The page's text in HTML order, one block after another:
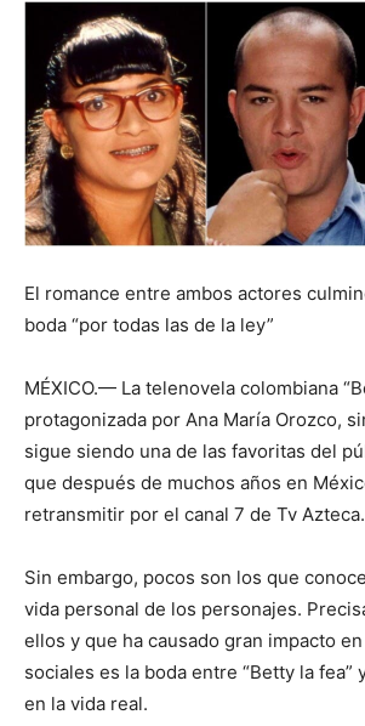
El romance entre ambos actores
boda “por todas las de la ley”
MÉXICO.— La telenovela colombiana
protagonizada por Ana María Orozco,
sigue siendo una de las favoritas del
que después de muchos años en
retransmitir por el canal 7 de Tv Azteca.
Sin embargo, pocos son los que
vida personal de los personajes.
ellos y que ha causado gran impacto
sociales es la boda entre “Betty la fea”
en la vida real.